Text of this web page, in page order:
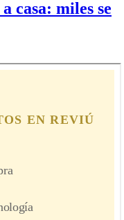
casa: miles se